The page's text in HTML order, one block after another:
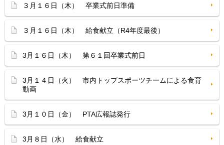
３月１６日（木） 卒業式前日準備
３月１６日（木） 給食献立（R4年度最後）
3月１６日（木） 第６１回卒業式前日
3月１４日（火） 市内トップスポーツチームによる食育
動画
3月１０日（金） PTA広報誌発行
3月８日（水） 給食献立